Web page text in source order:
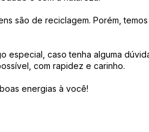
são de reciclagem. Porém,
especial, caso tenha alguma
com rapidez e carinho.
energias à você!